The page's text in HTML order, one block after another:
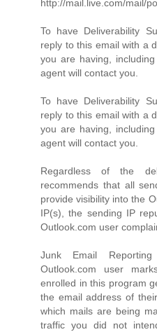
http://mail.live.com/mail/
To have Deliverability
reply to this email with a
you are having,
agent will contact you.
To have Deliverability
reply to this email with a
you are having,
agent will contact you.
Regardless of the
recommends that all
provide visibility into the
IP(s), the sending IP
Outlook.com user
Junk Email
Outlook.com user
enrolled in this program
the email address of
which mails are being
traffic you did not